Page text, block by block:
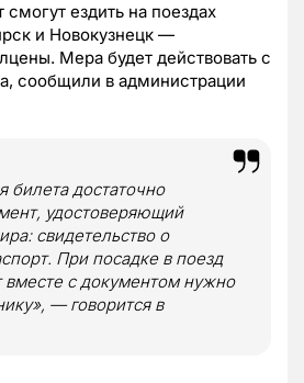
смогут ездить на поездах
и Новокузнецк —
Мера будет действовать с
сообщили в администрации
билета достаточно
удостоверяющий
свидетельство о
При посадке в поезд
вместе с документом нужно
— говорится в